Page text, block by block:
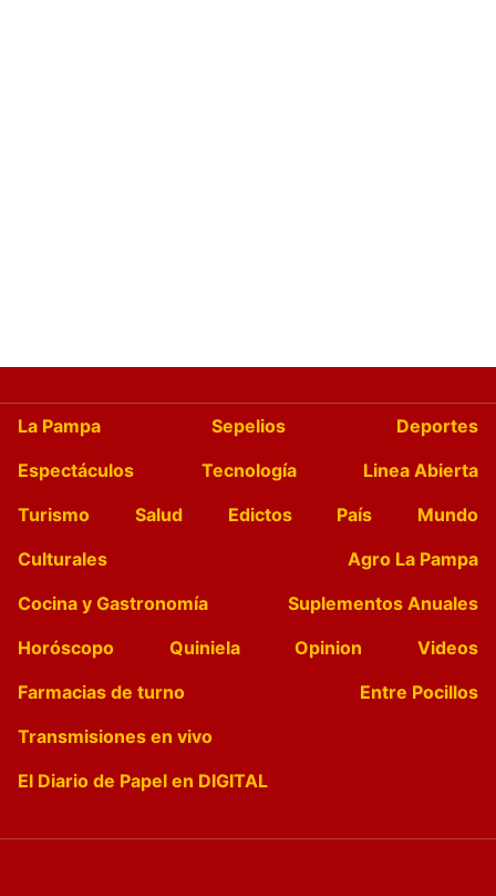
La Pampa Sepelios
Deportes
Espectáculos
Tecnología
Linea Abierta
Turismo
Salud Edictos País
Mundo
Culturales
Agro La Pampa
Cocina y Gastronomía
Suplementos Anuales
Horóscopo
Quiniela Opinion
Videos
Farmacias de turno
Entre Pocillos
Transmisiones en vivo
El Diario de Papel en DIGITAL